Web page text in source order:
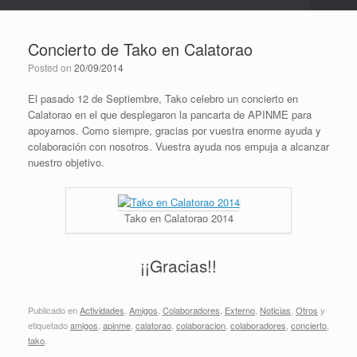
Concierto de Tako en Calatorao
Posted on 20/09/2014
El pasado 12 de Septiembre, Tako celebro un concierto en
Calatorao en el que desplegaron la pancarta de APINME para
apoyarnos. Como siempre, gracias por vuestra enorme ayuda y
colaboración con nosotros. Vuestra ayuda nos empuja a alcanzar
nuestro objetivo.
Tako en Calatorao 2014
¡¡Gracias!!
Publicado enActividades Amigos Colaboradores Externo Noticias Otros y
etiquetadoamigos apinme calatorao colaboracion colaboradores concierto
tako